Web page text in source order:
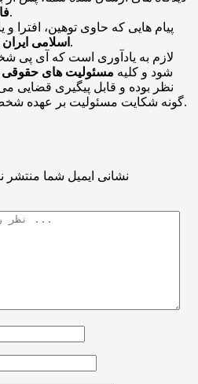
منتشر خواهد شد.
پیام هایی که حاوی توهین، افترا و
اسلامی ایران باشد منتشر نخواهد شد.
لازم به یادآوری است که آی پی
شود و کلیه مسئولیت های حقوقی
نظر بوده و قابل پیگیری قضایی
گونه شکایت مسئولیت بر عهده شخص نظر دهنده خواهد بود.
نشانی ایمیل شما منتشر